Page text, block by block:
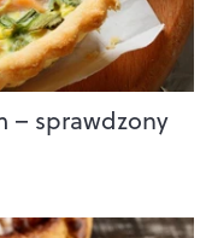
– sprawdzony